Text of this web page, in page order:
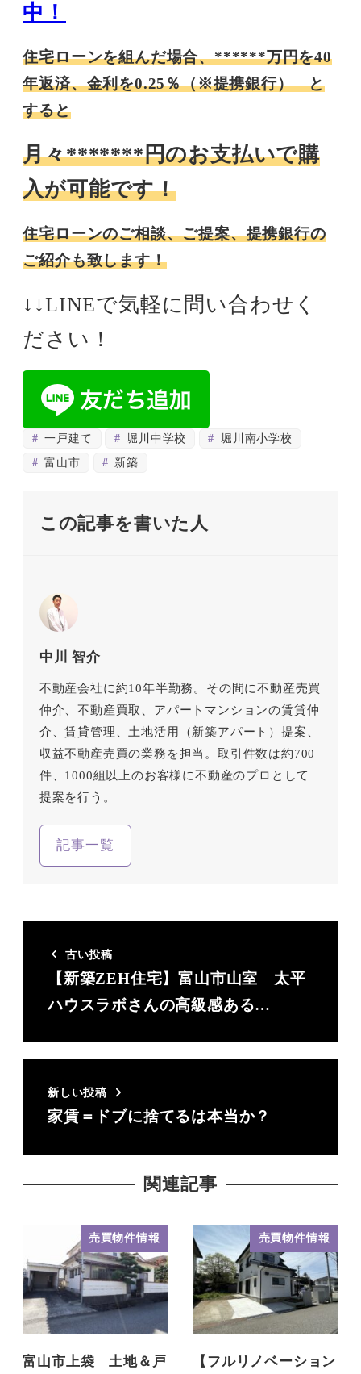
中！
住宅ローンを組んだ場合、******万円を40
年返済、金利を0.25％（※提携銀行） と
すると
月々*******円のお支払いで購
入が可能です！
住宅ローンのご相談、ご提案、提携銀行の
ご紹介も致します！
↓↓LINEで気軽に問い合わせく
ださい！
一戸建て 堀川中学校
堀川南小学校
富山市
新築
この記事を書いた人
中川 智介
不動産会社に約10年半勤務。その間に不動産売買
仲介、不動産買取、アパートマンションの賃貸仲
介、賃貸管理、土地活用（新築アパート）提案、
収益不動産売買の業務を担当。取引件数は約700
件、1000組以上のお客様に不動産のプロとして
提案を行う。
記事一覧
古い投稿
【新築ZEH住宅】富山市山室 太平
ハウスラボさんの高級感ある…
新しい投稿
家賃＝ドブに捨てるは本当か？
関連記事
売買物件情報
富山市上袋 土地＆戸
売買物件情報
【フルリノベーション